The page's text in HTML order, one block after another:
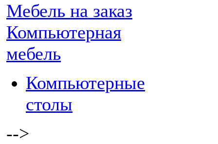
Мебель на заказ
Компьютерная
мебель
Компьютерные
столы
-->